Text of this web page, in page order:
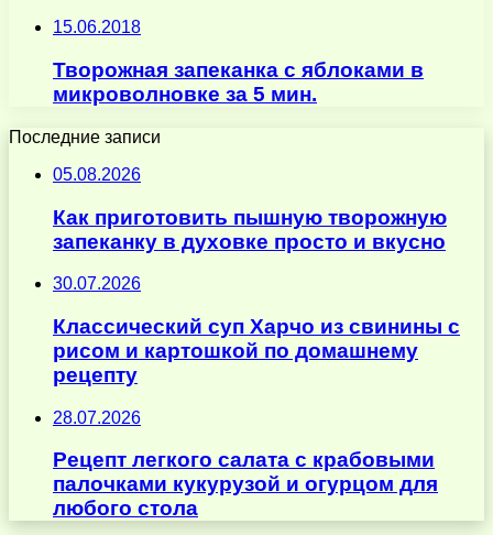
15.06.2018
Творожная запеканка с яблоками в
микроволновке за 5 мин.
Последние записи
05.08.2026
Как приготовить пышную творожную
запеканку в духовке просто и вкусно
30.07.2026
Классический суп Харчо из свинины с
рисом и картошкой по домашнему
рецепту
28.07.2026
Рецепт легкого салата с крабовыми
палочками кукурузой и огурцом для
любого стола